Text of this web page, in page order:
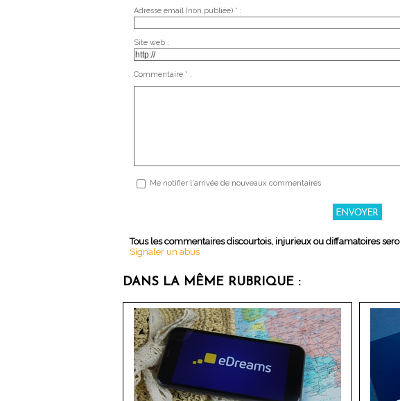
Adresse email (non publiée) * :
Site web :
Commentaire * :
Me notifier l'arrivée de nouveaux commentaires
Tous les commentaires discourtois, injurieux ou diffamatoires
Signaler un abus
DANS LA MÊME RUBRIQUE :